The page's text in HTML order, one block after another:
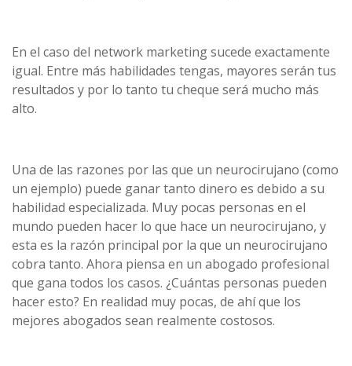
En el caso del network marketing sucede exactamente
igual. Entre más habilidades tengas, mayores serán tus
resultados y por lo tanto tu cheque será mucho más
alto.
Una de las razones por las que un neurocirujano (como
un ejemplo) puede ganar tanto dinero es debido a su
habilidad especializada. Muy pocas personas en el
mundo pueden hacer lo que hace un neurocirujano, y
esta es la razón principal por la que un neurocirujano
cobra tanto. Ahora piensa en un abogado profesional
que gana todos los casos. ¿Cuántas personas pueden
hacer esto? En realidad muy pocas, de ahí que los
mejores abogados sean realmente costosos.